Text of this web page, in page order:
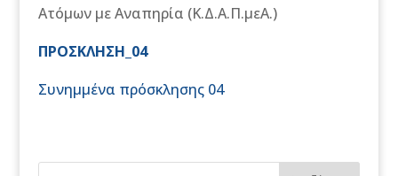
Ατόμων με Αναπηρία (Κ.Δ.Α.Π.μεΑ.)
ΠΡΟΣΚΛΗΣΗ_04
Συνημμένα πρόσκλησης 04